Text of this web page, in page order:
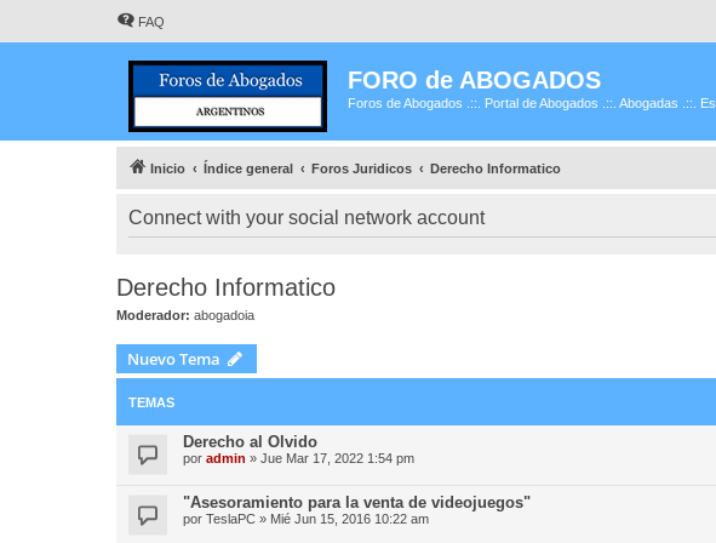
FAQ
FORO de ABOGADOS
Foros de Abogados .::. Portal de Abogados .::. Abogadas .::.
Inicio Índice general Foros Juridicos Derecho Informatico
Connect with your social network account
Derecho Informatico
Moderador: abogadoia
Nuevo Tema
TEMAS
Derecho al Olvido
por admin » Jue Mar 17, 2022 1:54 pm
"Asesoramiento para la venta de videojuegos"
por TeslaPC » Mié Jun 15, 2016 10:22 am